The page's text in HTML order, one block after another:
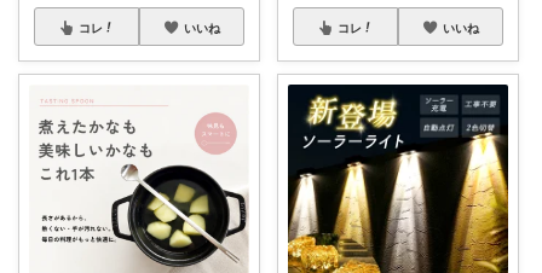
コレ いいね コレ いいね